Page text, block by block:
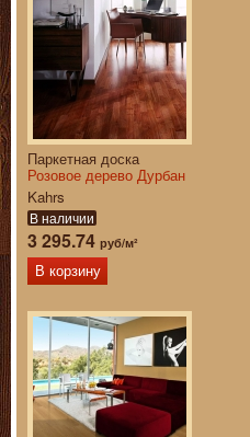
Паркетная доска
Розовое дерево Дурбан
Kahrs
В наличии
3 295.74 руб/м²
В корзину